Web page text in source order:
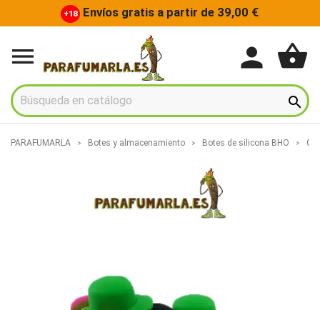
+18 Envíos gratis a partir de 39,00 €
 person shopping_basket

PARAFUMARLA Botes y almacenamiento Botes de silicona BHO